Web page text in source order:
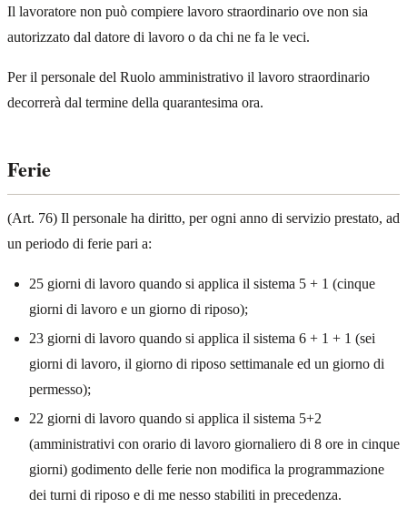
Il lavoratore non può compiere lavoro straordinario ove non sia
autorizzato dal datore di lavoro o da chi ne fa le veci.
Per il personale del Ruolo amministrativo il lavoro straordinario
decorrerà dal termine della quarantesima ora.
Ferie
(Art. 76) Il personale ha diritto, per ogni anno di servizio prestato, ad
un periodo di ferie pari a:
25 giorni di lavoro quando si applica il sistema 5 + 1 (cinque
giorni di lavoro e un giorno di riposo);
23 giorni di lavoro quando si applica il sistema 6 + 1 + 1 (sei
giorni di lavoro, il giorno di riposo settimanale ed un giorno di
permesso);
22 giorni di lavoro quando si applica il sistema 5+2
(amministrativi con orario di lavoro giornaliero di 8 ore in cinque
giorni) godimento delle ferie non modifica la programmazione
dei turni di riposo e di me nesso stabiliti in precedenza.